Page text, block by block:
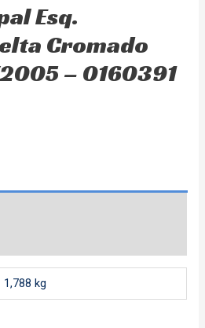
Esq.
Cromado
– 0160391
1,788 kg